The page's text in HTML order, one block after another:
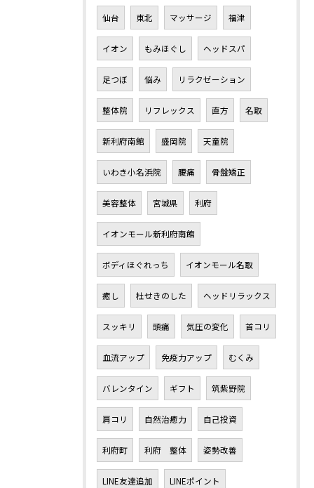
仙台 東北 マッサージ 福津
イオン もみほぐし ヘッドスパ
足つぼ 悩み リラクゼーション
整体院 リフレックス 直方 名取
新利府南館 盛岡院 天童院
いわき小名浜院 腰痛 骨盤矯正
美容整体 宮城県 利府
イオンモール新利府南館
ボディほぐれっち イオンモール名取
癒し 杜せきのした ヘッドリラックス
スッキリ 頭痛 気圧の変化 首コリ
血流アップ 免疫力アップ むくみ
バレンタイン ギフト 筑紫野院
肩コリ 自然治癒力 自己投資
利府町 利府 整体 姿勢改善
LINE友達追加 LINEポイント